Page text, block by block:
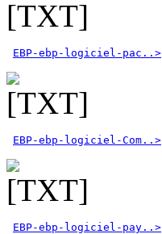
EBP-ebp-logiciel-pac..>
EBP-ebp-logiciel-Com..>
EBP-ebp-logiciel-pay..>